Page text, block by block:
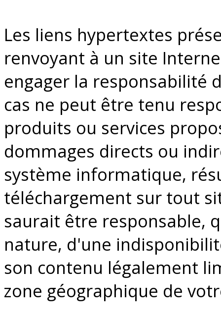
Les liens hypertextes
renvoyant à un site
engager la responsabilité
cas ne peut être tenu
produits ou services
dommages directs ou
système informatique,
téléchargement sur tout
saurait être responsable,
nature, d'une
son contenu légalement
zone géographique de